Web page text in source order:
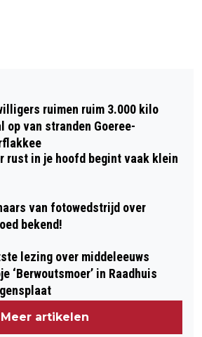
HET IS VANDAAG
SEPTEMBERVAN
MET TROTS
ruimen ruim 3.000 kilo
op van stranden Goeree-
rust in je hoofd begint vaak klein
van fotowedstrijd over
bekend!
lezing over middeleeuws
‘Berwoutsmoer’ in Raadhuis
Meer artikelen